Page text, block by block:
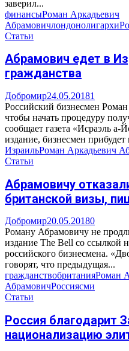
заверил...
финансыРоман Аркадьевич
Абрамовичлондонолигархи
Статьи
Абрамович едет в
гражданства
Добромир24.05.20181
Российский бизнесмен
чтобы начать процедуру
сообщает газета «Исраэль а-
издание, бизнесмен прибудет
ИзраильРоман Аркадьевич
Статьи
Абрамовичу
британской визы,
Добромир20.05.20180
Роману Абрамовичу не
издание The Bell со ссылкой
российского бизнесмена.
говорят, что предыдущая...
гражданствобританияРоман
АбрамовичРоссиясми
Статьи
Россия благодарит
национализацию